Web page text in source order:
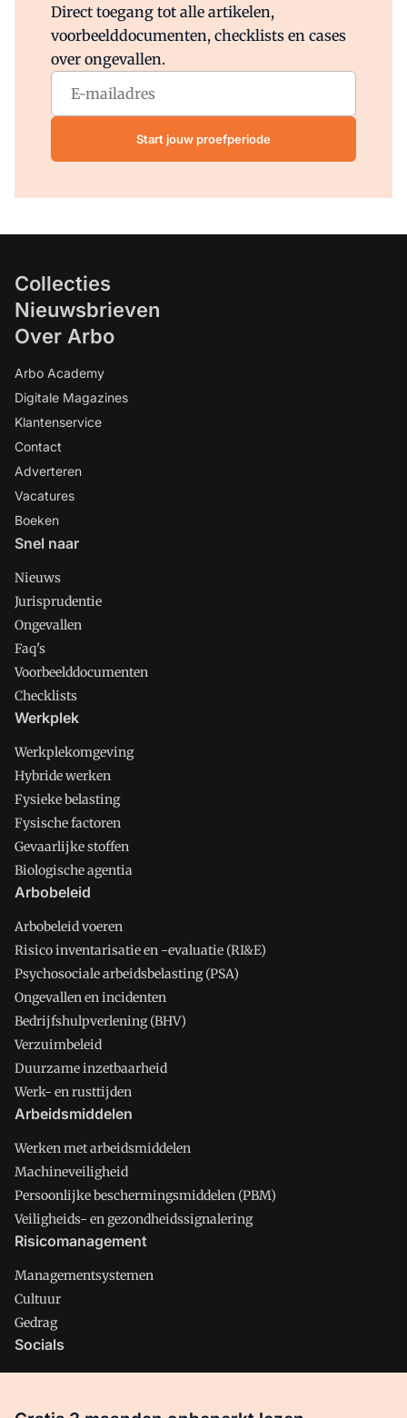
Direct toegang tot alle artikelen,
voorbeelddocumenten, checklists en cases
over ongevallen.
Start jouw proefperiode
Collecties
Nieuwsbrieven
Over Arbo
Arbo Academy
Digitale Magazines
Klantenservice
Contact
Adverteren
Vacatures
Boeken
Snel naar
Nieuws
Jurisprudentie
Ongevallen
Faq's
Voorbeelddocumenten
Checklists
Werkplek
Werkplekomgeving
Hybride werken
Fysieke belasting
Fysische factoren
Gevaarlijke stoffen
Biologische agentia
Arbobeleid
Arbobeleid voeren
Risico inventarisatie en -evaluatie (RI&E)
Psychosociale arbeidsbelasting (PSA)
Ongevallen en incidenten
Bedrijfshulpverlening (BHV)
Verzuimbeleid
Duurzame inzetbaarheid
Werk- en rusttijden
Arbeidsmiddelen
Werken met arbeidsmiddelen
Machineveiligheid
Persoonlijke beschermingsmiddelen (PBM)
Veiligheids- en gezondheidssignalering
Risicomanagement
Managementsystemen
Cultuur
Gedrag
Socials